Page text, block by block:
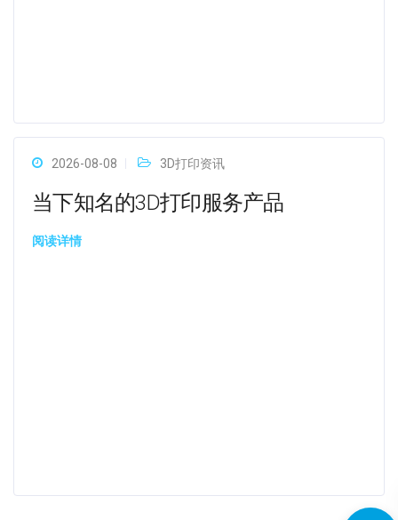
2026-08-08 3D打印资讯
当下知名的3D打印服务产品
阅读详情